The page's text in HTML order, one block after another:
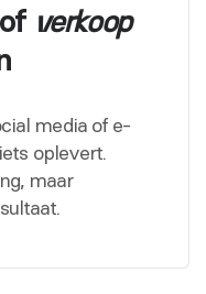
verkoop
media of e-
oplevert.
maar